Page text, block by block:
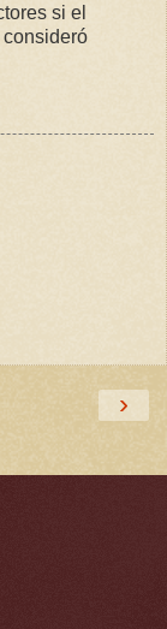
si el
consideró
›